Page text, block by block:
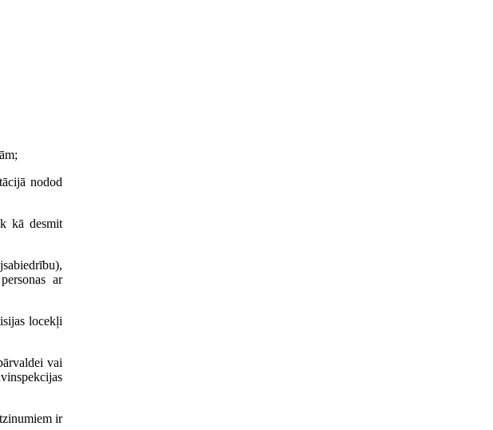
nodod
kā desmit
ar
locekļi
vai
ir